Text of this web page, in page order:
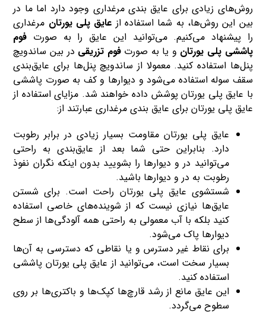
روش‌های زیادی برای عایق ‌بندی مرغداری وجود دارد اما ما در
بین این روش‌ها، به شما استفاده از عایق پلی یورتان مرغداری
را پیشنهاد می‌کنیم. می‌توانید این عایق را به صورت فوم
پاششی پلی یورتان و یا به صورتفوم تزریقی در بین ساندویچ
پنل‌ها استفاده کنید. معمولا از ساندویچ پنل‌ها برای عایق‌بندی
سقف سوله استفاده می‌شود و دیوارها و کف به صورت پاششی
با عایق پلی یورتان پوشش داده خواهند شد. مزایای استفاده از
عایق پلی یورتان برای عایق ‌بندی مرغداری عبارتند از:
عایق پلی یورتان مقاومت بسیار زیادی در برابر رطوبت
دارد. بنابراین حتی شما بعد از عایق‌بندی به راحتی
می‌توانید در و دیوارها را بشویید بدون اینکه نگران نفوذ
رطوبت به در و دیوارها باشید.
شستشوی عایق پلی یورتان راحت است. برای شستن
عایق‌ها نیازی نیست که از شوینده‌های خاصی استفاده
کنید بلکه با آب معمولی به راحتی همه آلودگی‌ها از سطح
دیوارها پاک می‌شود.
برای نقاط غیر دسترس و یا نقاطی که دسترسی به آن‌ها
بسیار سخت است، می‌توانید از عایق پلی یورتان پاششی
استفاده کنید.
این عایق مانع از رشد قارچ‌ها کپک‌ها و باکتری‌ها بر روی
سطوح می‌گردد.